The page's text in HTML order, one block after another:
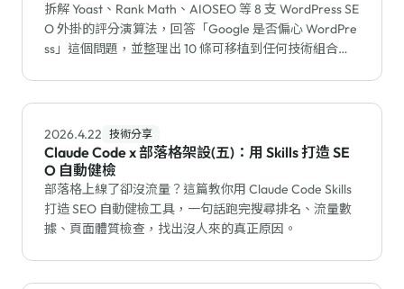
拆解 Yoast、Rank Math、AIOSEO 等 8 支 WordPress SE
O 外掛的評分演算法，回答「Google 是否偏心 WordPre
ss」這個問題，並整理出 10 條可移植到任何技術組合的
2026.4.22 技術分享
Claude Code x 部落格架設(五)：用 Skills 打造 SE
O 自動健檢
部落格上線了卻沒流量？這篇教你用 Claude Code Skills
打造 SEO 自動健檢工具，一句話跑完搜尋排名、流量數
據、頁面體質檢查，找出沒人來的真正原因。